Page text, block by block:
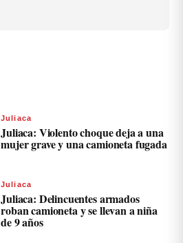
Juliaca
Juliaca: Violento choque deja a una
mujer grave y una camioneta fugada
Juliaca
Juliaca: Delincuentes armados
roban camioneta y se llevan a niña
de 9 años